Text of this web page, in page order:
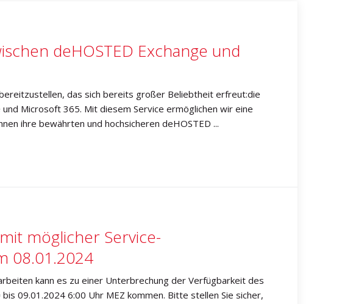
deHOSTED Exchange und
das sich bereits großer Beliebtheit erfreut:die
Microsoft 365. Mit diesem Service ermöglichen wir eine
ihre bewährten und hochsicheren deHOSTED ...
möglicher Service-
08.01.2024
kann es zu einer Unterbrechung der Verfügbarkeit des
09.01.2024 6:00 Uhr MEZ kommen. Bitte stellen Sie sicher,